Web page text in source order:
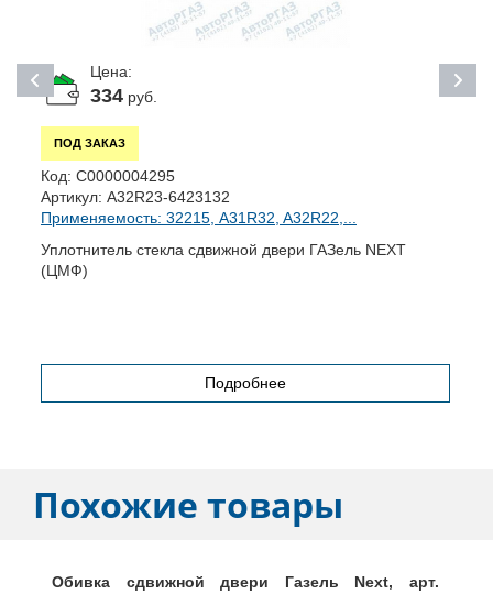
Цена:
334руб.
ПОД ЗАКАЗ
Код: С0000004295
Артикул: A32R23-6423132
Применяемость: 32215, A31R32, A32R22,...
Уплотнитель стекла сдвижной двери ГАЗель NEXT
(ЦМФ)
Подробнее
Похожие товары
Обивка сдвижной двери Газель Next, арт.